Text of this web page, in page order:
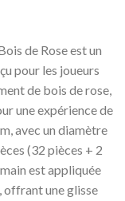
de Rose est un
pour les joueurs
de bois de rose,
une expérience de
avec un diamètre
(32 pièces + 2
est appliquée
offrant une glisse